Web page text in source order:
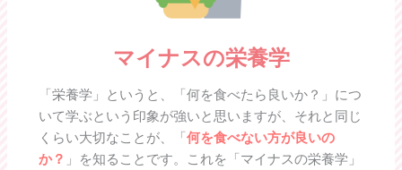
マイナスの栄養学
「栄養学」というと、「何を食べたら良いか？」につ
いて学ぶという印象が強いと思いますが、それと同じ
くらい大切なことが、「何を食べない方が良いの
か？ 」を知ることです。これを「マイナスの栄養学」